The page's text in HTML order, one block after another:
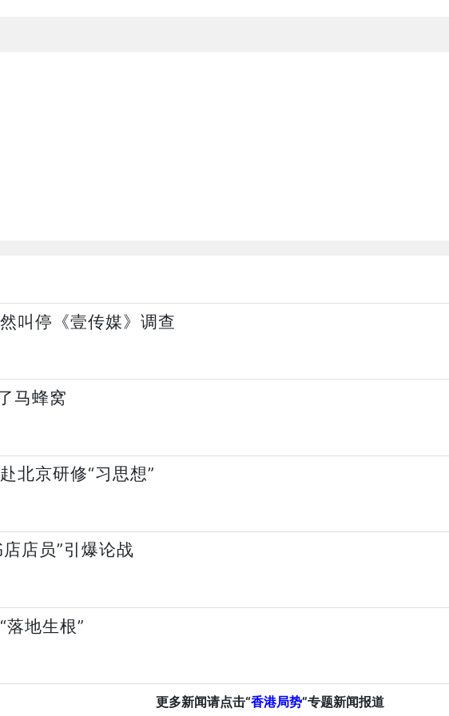
叫停《壹传媒》调查
马蜂窝
北京研修“习思想”
店员”引爆论战
落地生根”
更多新闻请点击“香港局势”专题新闻报道